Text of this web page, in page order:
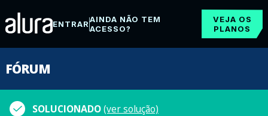
ENTRARAINDA NÃO TEM
ACESSO?
VEJA OS
PLANOS
FÓRUM
SOLUCIONADO(ver solução)